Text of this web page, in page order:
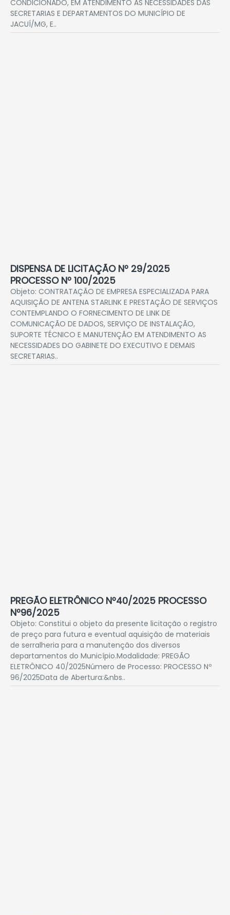
CONDICIONADO, EM ATENDIMENTO ÀS NECESSIDADES DAS
SECRETARIAS E DEPARTAMENTOS DO MUNICÍPIO DE
JACUÍ/MG, E..
DISPENSA DE LICITAÇÃO Nº 29/2025
PROCESSO Nº 100/2025
Objeto: CONTRATAÇÃO DE EMPRESA ESPECIALIZADA PARA
AQUISIÇÃO DE ANTENA STARLINK E PRESTAÇÃO DE SERVIÇOS
CONTEMPLANDO O FORNECIMENTO DE LINK DE
COMUNICAÇÃO DE DADOS, SERVIÇO DE INSTALAÇÃO,
SUPORTE TÉCNICO E MANUTENÇÃO EM ATENDIMENTO AS
NECESSIDADES DO GABINETE DO EXECUTIVO E DEMAIS
SECRETARIAS..
PREGÃO ELETRÔNICO Nº40/2025 PROCESSO
Nº96/2025
Objeto: Constitui o objeto da presente licitação o registro
de preço para futura e eventual aquisição de materiais
de serralheria para a manutenção dos diversos
departamentos do Município.Modalidade: PREGÃO
ELETRÔNICO 40/2025Número de Processo: PROCESSO Nº
96/2025Data de Abertura:&nbs..